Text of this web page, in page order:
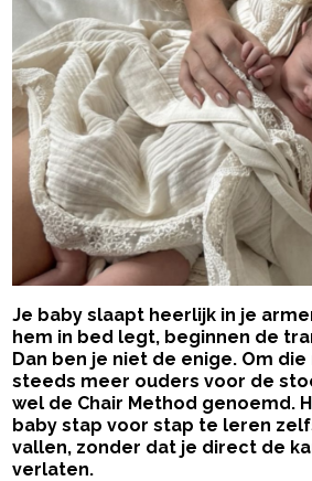
Je baby slaapt heerlijk in je
hem in bed legt, beginnen de
Dan ben je niet de enige. Om
steeds meer ouders voor de
wel de Chair Method genoemd.
baby stap voor stap te leren
vallen, zonder dat je direct de
verlaten.